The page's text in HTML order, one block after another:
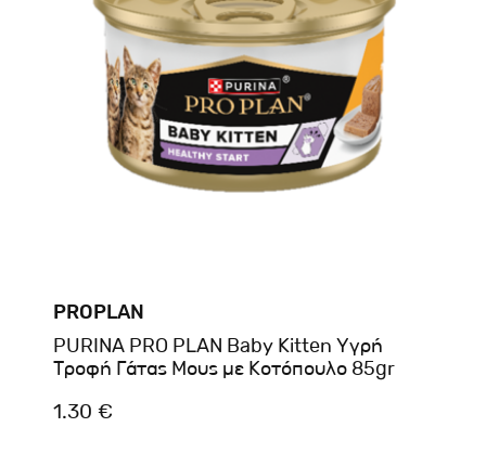
PROPLAN
PURINA PRO PLAN Baby Kitten Υγρή
Τροφή Γάτας Μους με Κοτόπουλο 85gr
1.30 €